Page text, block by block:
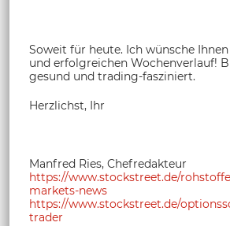
Soweit für heute. Ich wünsche
und erfolgreichen Wochenverlauf!
gesund und trading-fasziniert.
Herzlichst, Ihr
Manfred Ries, Chefredakteur
https://www.stockstreet.de/
markets-news
https://www.stockstreet.de/
trader